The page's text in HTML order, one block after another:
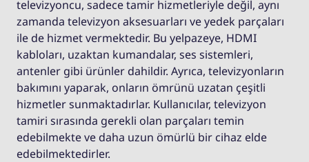
televizyoncu, sadece tamir hizmetleriyle değil, aynı
zamanda televizyon aksesuarları ve yedek parçaları
ile de hizmet vermektedir. Bu yelpazeye, HDMI
kabloları, uzaktan kumandalar, ses sistemleri,
antenler gibi ürünler dahildir. Ayrıca, televizyonların
bakımını yaparak, onların ömrünü uzatan çeşitli
hizmetler sunmaktadırlar. Kullanıcılar, televizyon
tamiri sırasında gerekli olan parçaları temin
edebilmekte ve daha uzun ömürlü bir cihaz elde
edebilmektedirler.